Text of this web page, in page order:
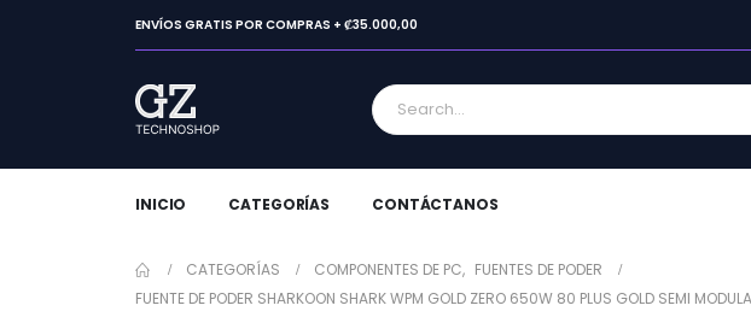
ENVÍOS GRATIS POR COMPRAS + ₡35.000,00
INICIO CATEGORÍAS CONTÁCTANOS
CATEGORÍAS COMPONENTES DE PC, FUENTES DE PODER
FUENTE DE PODER SHARKOON SHARK WPM GOLD ZERO 650W 80 PLUS GOLD SEMI